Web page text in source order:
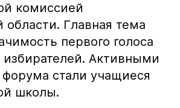
комиссией
области. Главная тема
первого голоса
Активными
стали учащиеся
школы.